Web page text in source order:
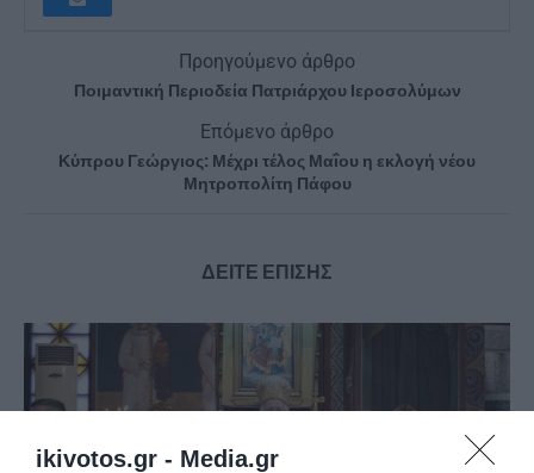
ikivotos.gr - Media.gr
Προηγούμενο άρθρο
Ποιμαντική Περιοδεία Πατριάρχου Ιεροσολύμων
Επόμενο άρθρο
Κύπρου Γεώργιος: Μέχρι τέλος Μαΐου η εκλογή νέου
Μητροπολίτη Πάφου
ΔΕΙΤΕ ΕΠΙΣΗΣ